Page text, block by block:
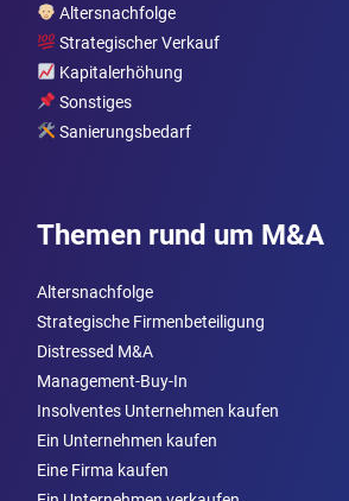
Altersnachfolge
Strategischer Verkauf
Kapitalerhöhung
Sonstiges
Sanierungsbedarf
Themen rund um M&A
Altersnachfolge
Strategische Firmenbeteiligung
Distressed M&A
Management-Buy-In
Insolventes Unternehmen kaufen
Ein Unternehmen kaufen
Eine Firma kaufen